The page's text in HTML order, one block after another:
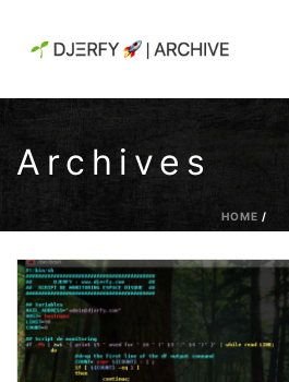
Archives
HOME /